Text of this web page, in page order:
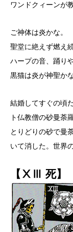
ワンドクィーンが
ご神体は炎かな。
聖堂に絶えず燃え
ハープの音、踊り
黒猫は炎が神聖か
結婚してすぐの頃
ト仏教僧の砂曼荼
とりどりの砂で曼
いて消した。世界
【ⅩⅢ 死】